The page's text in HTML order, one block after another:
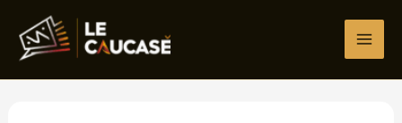
contenu
ici…
mail*